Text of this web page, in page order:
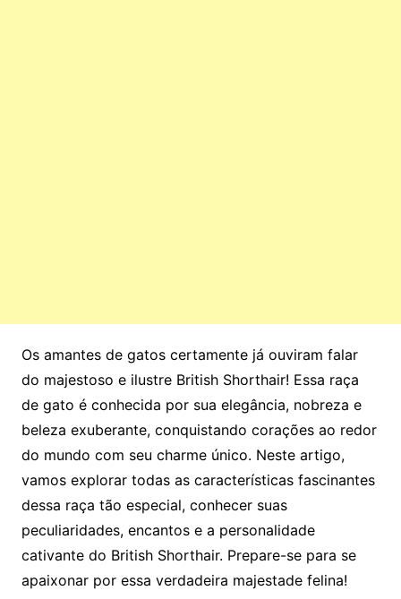
Os amantes de gatos certamente já ouviram falar
do majestoso e ilustre British Shorthair! Essa raça
de gato é conhecida por sua elegância, nobreza e
beleza exuberante, conquistando corações ao redor
do mundo com seu charme único. Neste artigo,
vamos explorar todas as características fascinantes
dessa raça tão especial, conhecer suas
peculiaridades, encantos e a personalidade
cativante do British Shorthair. Prepare-se para se
apaixonar por essa verdadeira majestade felina!